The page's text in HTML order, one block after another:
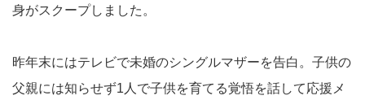
身がスクープしました。
昨年末にはテレビで未婚のシングルマザーを告白。子供の
父親には知らせず1人で子供を育てる覚悟を話して応援メ